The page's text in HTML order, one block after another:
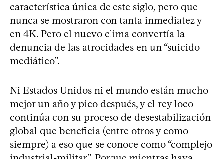
característica única de este siglo, pero que
nunca se mostraron con tanta inmediatez y
en 4K. Pero el nuevo clima convertía la
denuncia de las atrocidades en un “suicido
mediático”.
Ni Estados Unidos ni el mundo están mucho
mejor un año y pico después, y el rey loco
continúa con su proceso de desestabilización
global que beneficia (entre otros y como
siempre) a eso que se conoce como “complejo